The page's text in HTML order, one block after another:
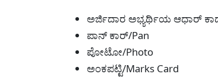
ಅರ್ಜಿದಾರ ಅಭ್ಯರ್ಥಿಯ ಆಧಾರ್
ಪಾನ್ ಕಾರ್/Pan
ಪೋಟೋ/Photo
ಅಂಕಪಟ್ಟಿ/Marks Card